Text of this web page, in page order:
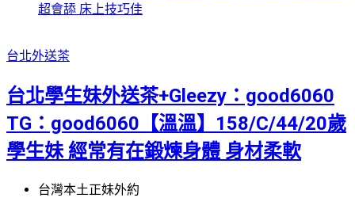
超會舔 床上技巧佳
台北外送茶
台北學生妹外送茶+Gleezy：good6060
TG：good6060【溫溫】158/C/44/20歲
學生妹 經常有在鍛煉身體 身材柔軟
台灣本土正妹外約